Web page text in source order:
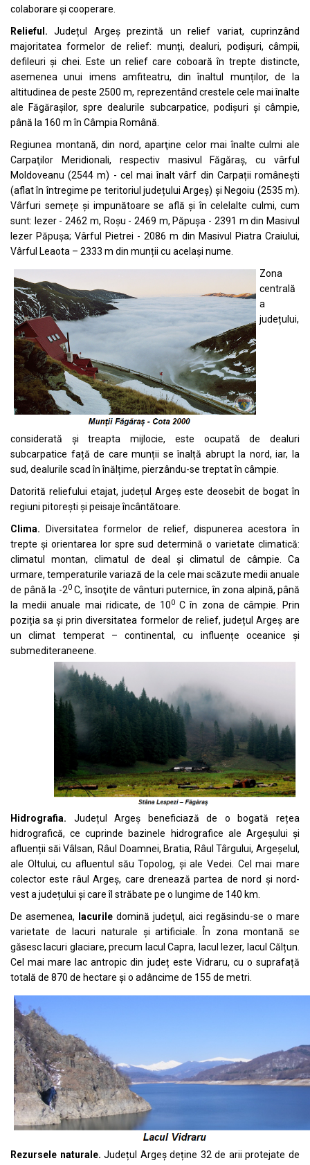
colaborare și cooperare.
Relieful.Județul Argeș prezintă un relief variat, cuprinzând
majoritatea formelor de relief: munți, dealuri, podișuri, câmpii,
defileuri și chei. Este un relief care coboară în trepte distincte,
asemenea unui imens amfiteatru, din înaltul munților, de la
altitudinea de peste 2500 m, reprezentând crestele cele mai înalte
ale Făgărașilor, spre dealurile subcarpatice, podișuri și câmpie,
până la 160 m în Câmpia Română.
Regiunea montană, din nord, aparţine celor mai înalte culmi ale
Carpaţilor Meridionali, respectiv masivul Făgăraş, cu vârful
Moldoveanu (2544 m) - cel mai înalt vârf din Carpații românești
(aflat în întregime pe teritoriul județului Argeș) şi Negoiu (2535 m).
Vârfuri semețe și impunătoare se află și în celelalte culmi, cum
sunt: Iezer - 2462 m, Roșu - 2469 m, Păpușa - 2391 m din Masivul
Iezer Păpușa; Vârful Pietrei - 2086 m din Masivul Piatra Craiului,
Vârful Leaota – 2333 m din munții cu același nume.
Zona
centrală
a
județului,
considerată și treapta mijlocie, este ocupată de dealuri
subcarpatice față de care munții se înalță abrupt la nord, iar, la
sud, dealurile scad în înălțime, pierzându-se treptat în câmpie.
Datorită reliefului etajat, județul Argeș este deosebit de bogat în
regiuni pitorești și peisaje încântătoare.
Clima.
Diversitatea formelor de relief, dispunerea acestora în
trepte și orientarea lor spre sud determină o varietate climatică:
climatul montan, climatul de deal și climatul de câmpie. Ca
urmare, temperaturile variază de la cele mai scăzute medii anuale
de până la -20C, însoţite de vânturi puternice, în zona alpină, până
la medii anuale mai ridicate, de 100 C în zona de câmpie. Prin
poziția sa și prin diversitatea formelor de relief, județul Argeș are
un climat temperat – continental, cu influențe oceanice și
submediteraneene.
Hidrografia. Județul Argeș beneficiază de o bogată rețea
hidrografică, ce cuprinde bazinele hidrografice ale Argeșului și
afluenții săi Vâlsan, Râul Doamnei, Bratia, Râul Târgului, Argeșelul,
ale Oltului, cu afluentul său Topolog, și ale Vedei. Cel mai mare
colector este râul Argeș, care drenează partea de nord și nord-
vest a județului și care îl străbate pe o lungime de 140 km.
De asemenea,
lacurile domină judeţul, aici regăsindu-se o mare
varietate de lacuri naturale și artificiale. În zona montană se
găsesc lacuri glaciare, precum lacul Capra, lacul Iezer, lacul Călțun.
Cel mai mare lac antropic din județ este Vidraru, cu o suprafață
totală de 870 de hectare și o adâncime de 155 de metri.
Rezursele naturale.Județul Argeș deține 32 de arii protejate de